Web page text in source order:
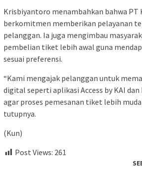
Krisbiyantoro menambahkan bahwa PT
berkomitmen memberikan pelayanan
pelanggan. Ia juga mengimbau
pembelian tiket lebih awal guna
sesuai preferensi.
“Kami mengajak pelanggan untuk
digital seperti aplikasi Access by KAI
agar proses pemesanan tiket lebih
tutupnya.
(Kun)
Post Views: 261